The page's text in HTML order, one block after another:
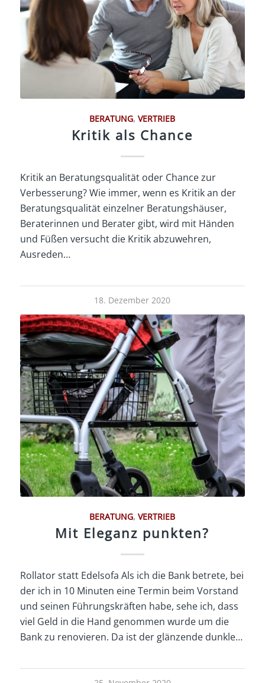
BERATUNG,VERTRIEB
Kritik als Chance
Kritik an Beratungsqualität oder Chance zur
Verbesserung? Wie immer, wenn es Kritik an der
Beratungsqualität einzelner Beratungshäuser,
Beraterinnen und Berater gibt, wird mit Händen
und Füßen versucht die Kritik abzuwehren,
Ausreden…
18. Dezember 2020
BERATUNG,VERTRIEB
Mit Eleganz punkten?
Rollator statt Edelsofa Als ich die Bank betrete, bei
der ich in 10 Minuten eine Termin beim Vorstand
und seinen Führungskräften habe, sehe ich, dass
viel Geld in die Hand genommen wurde um die
Bank zu renovieren. Da ist der glänzende dunkle…